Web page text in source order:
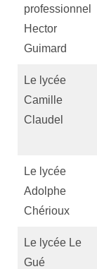
professionnel
Hector
Guimard
Le lycée
Camille
Claudel
Le lycée
Adolphe
Chérioux
Le lycée Le
Gué